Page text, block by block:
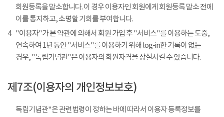
회원등록을 말소합니다. 이 경우 이용자인 회원에게 회원등록 말소 전에
이를 통지하고, 소명할 기회를 부여합니다.
4
"이용자"가 본 약관에 의해서 회원 가입 후 "서비스"를 이용하는 도중,
연속하여 1년 동안 "서비스"를 이용하기 위해 log-in한 기록이 없는
경우, "독립기념관"은 이용자의 회원자격을 상실시킬 수 있습니다.
제7조(이용자의 개인정보보호)
독립기념관"은 관련법령이 정하는 바에 따라서 이용자 등록정보를